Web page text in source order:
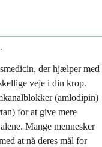
Oral Route
der hjælper med
veje i din krop.
(amlodipin)
for at give mere
Mange mennesker
at nå deres mål for